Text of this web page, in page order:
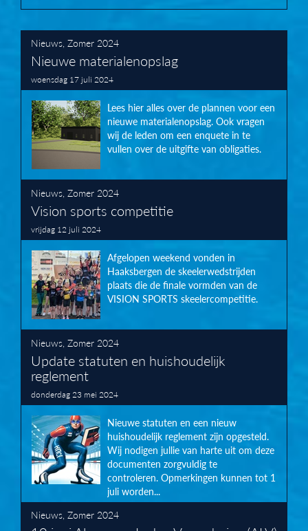
Nieuws Zomer 2024
Nieuwe materialenopslag
woensdag 17 juli 2024
Lees hier alles over de plannen voor een
nieuwe materialenopslag. Ook vragen
wij de leden om een enquete in te
vullen over de uitgifte van obligaties.
Nieuws Zomer 2024
Vision sports competitie
vrijdag 12 juli 2024
Afgelopen weekend vonden in
Haaksbergen de skeelerwedstrijden
plaats die de finale vormden van de
VISION SPORTS skeelercompetitie.
Nieuws Zomer 2024
Update statuten en huishoudelijk
reglement
donderdag 23 mei 2024
Nieuwe statuten en een nieuw
huishoudelijk reglement zijn opgesteld.
Wij nodigen jullie van harte uit om deze
documenten zorgvuldig te
controleren. Opmerkingen kunnen tot 1
juli worden...
Nieuws Zomer 2024